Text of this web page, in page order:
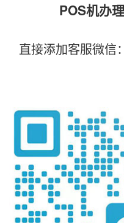
POS机办
直接添加客服微信：